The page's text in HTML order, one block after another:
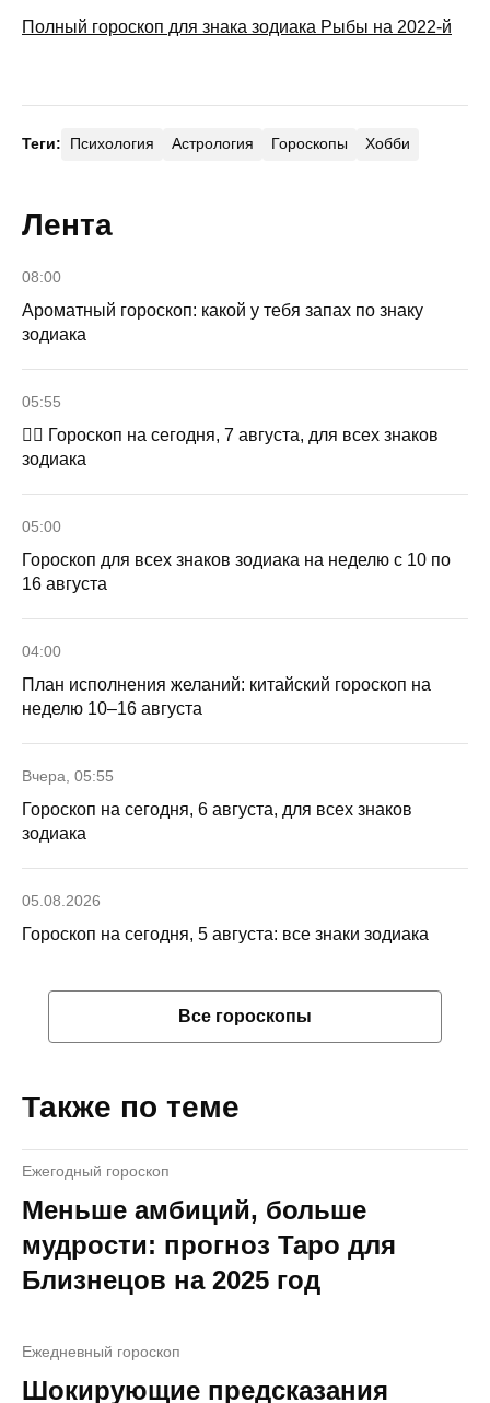
Полный гороскоп для знака зодиака Рыбы на 2022-й
Теги: Психология Астрология Гороскопы Хобби
Лента
08:00
Ароматный гороскоп: какой у тебя запах по знаку
зодиака
05:55
🧙‍♀ Гороскоп на сегодня, 7 августа, для всех знаков
зодиака
05:00
Гороскоп для всех знаков зодиака на неделю с 10 по
16 августа
04:00
План исполнения желаний: китайский гороскоп на
неделю 10–16 августа
Вчера, 05:55
Гороскоп на сегодня, 6 августа, для всех знаков
зодиака
05.08.2026
Гороскоп на сегодня, 5 августа: все знаки зодиака
Все гороскопы
Также по теме
Ежегодный гороскоп
Меньше амбиций, больше
мудрости: прогноз Таро для
Близнецов на 2025 год
Ежедневный гороскоп
Шокирующие предсказания